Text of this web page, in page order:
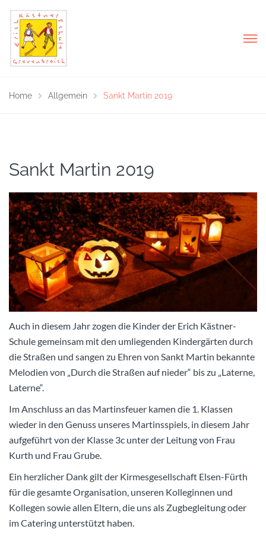
Home Allgemein Sankt Martin 2019
Sankt Martin 2019
Auch in diesem Jahr zogen die Kinder der Erich Kästner-
Schule gemeinsam mit den umliegenden Kindergärten durch
die Straßen und sangen zu Ehren von Sankt Martin bekannte
Melodien von „Durch die Straßen auf nieder“ bis zu „Laterne,
Laterne“.
Im Anschluss an das Martinsfeuer kamen die 1. Klassen
wieder in den Genuss unseres Martinsspiels, in diesem Jahr
aufgeführt von der Klasse 3c unter der Leitung von Frau
Kurth und Frau Grube.
Ein herzlicher Dank gilt der Kirmesgesellschaft Elsen-Fürth
für die gesamte Organisation, unseren Kolleginnen und
Kollegen sowie allen Eltern, die uns als Zugbegleitung oder
im Catering unterstützt haben.